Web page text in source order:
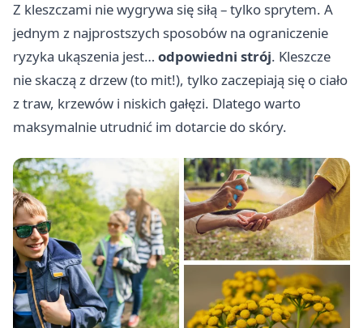
Z kleszczami nie wygrywa się siłą – tylko sprytem. A
jednym z najprostszych sposobów na ograniczenie
ryzyka ukąszenia jest… odpowiedni strój. Kleszcze
nie skaczą z drzew (to mit!), tylko zaczepiają się o ciało
z traw, krzewów i niskich gałęzi. Dlatego warto
maksymalnie utrudnić im dotarcie do skóry.